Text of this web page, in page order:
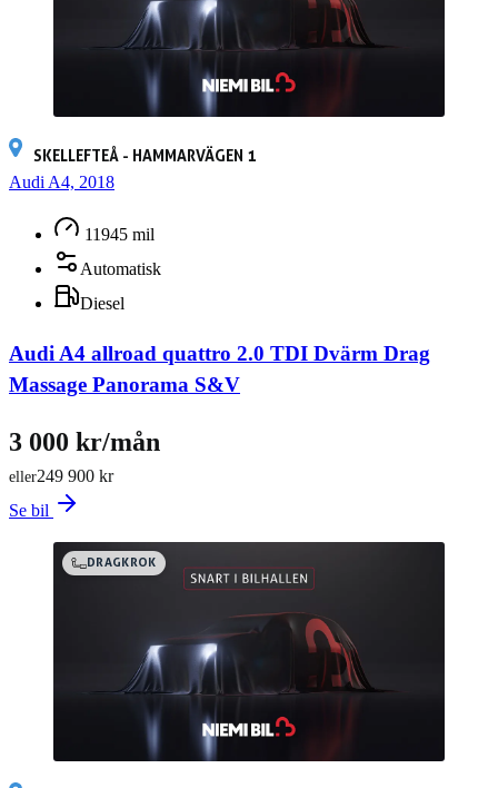
SKELLEFTEÅ - HAMMARVÄGEN 1
Audi A4, 2018
11945 mil
Automatisk
Diesel
Audi A4 allroad quattro 2.0 TDI Dvärm Drag
Massage Panorama S&V
249 900 kr
eller
3 000 kr/mån
Se bil
DRAGKROK